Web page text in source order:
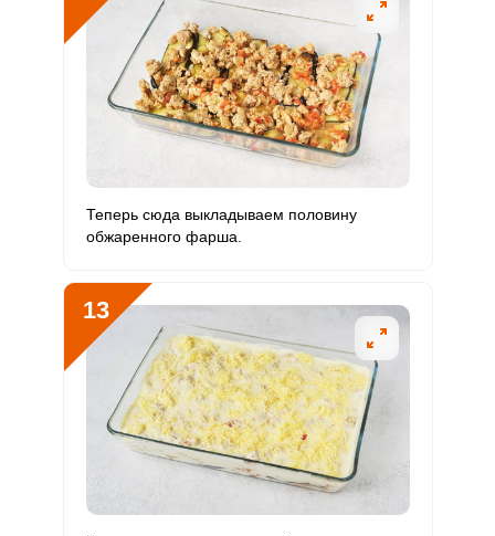
Теперь сюда выкладываем половину
обжаренного фарша.
13